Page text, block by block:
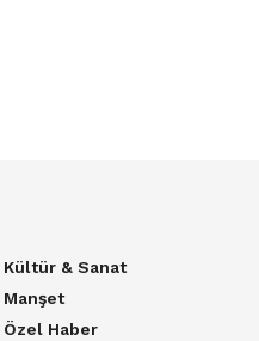
Kültür & Sanat
Manşet
Özel Haber